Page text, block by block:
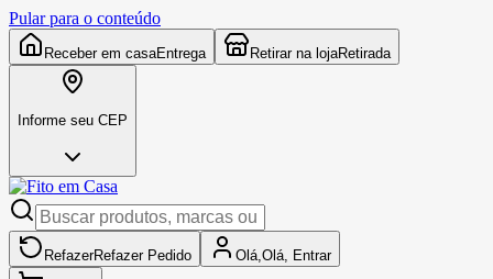
Pular para o conteúdo
Receber em casaEntrega Retirar na lojaRetirada
Informe seu CEP
RefazerRefazer Pedido Olá, Olá, Entrar